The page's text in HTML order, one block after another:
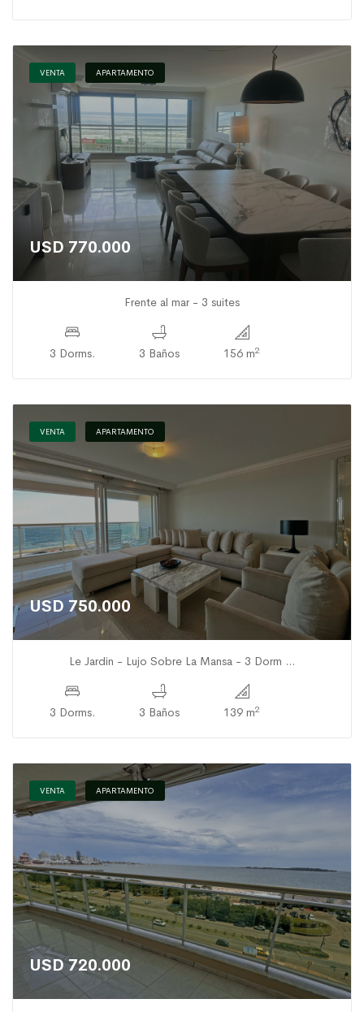
VENTA APARTAMENTO
USD 770.000
Frente al mar - 3 suites
3 Dorms. 3 Baños 156 m2
VENTA APARTAMENTO
USD 750.000
Le Jardin - Lujo Sobre La Mansa - 3 Dorm ...
3 Dorms. 3 Baños 139 m2
VENTA APARTAMENTO
USD 720.000